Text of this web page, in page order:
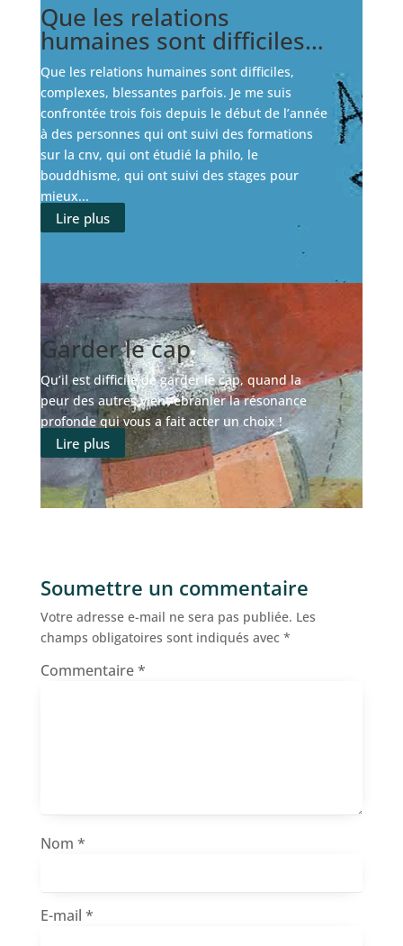
Que les relations
humaines sont difficiles…
Que les relations humaines sont difficiles,
complexes, blessantes parfois. Je me suis
confrontée trois fois depuis le début de l’année
à des personnes qui ont suivi des formations
sur la cnv, qui ont étudié la philo, le
bouddhisme, qui ont suivi des stages pour
mieux...
Lire plus
Garder le cap
Qu’il est difficile de garder le cap, quand la
peur des autres vient ébranler la résonance
profonde qui vous a fait acter un choix !
Lire plus
Soumettre un commentaire
Votre adresse e-mail ne sera pas publiée. Les
champs obligatoires sont indiqués avec *
Commentaire*
Nom *
E-mail *